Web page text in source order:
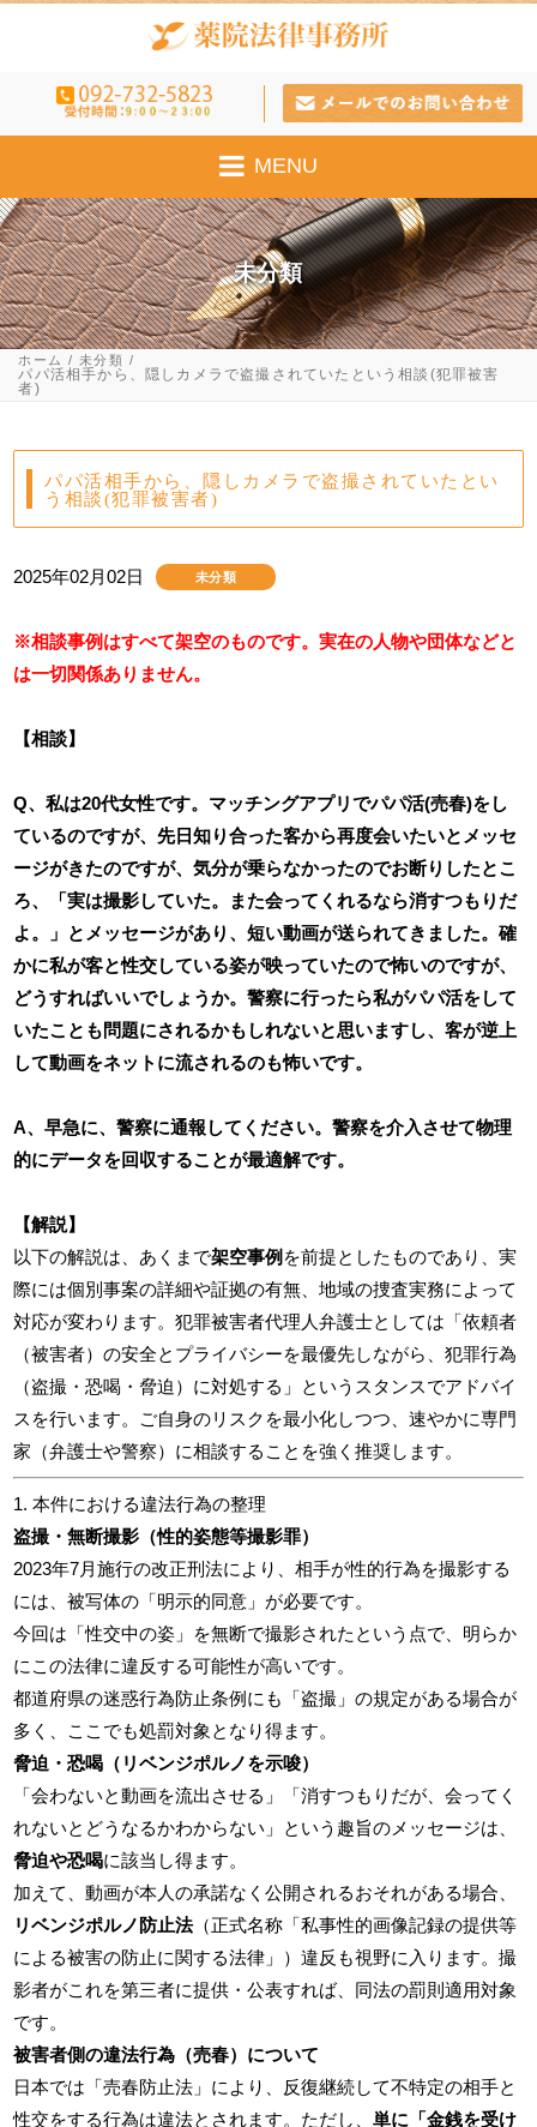
MENU
未分類
ホーム 未分類
パパ活相手から、隠しカメラで盗撮されていたという相談(犯罪被害
者)
パパ活相手から、隠しカメラで盗撮されていたとい
う相談(犯罪被害者)
2025年02月02日 未分類
※相談事例はすべて架空のものです。実在の人物や団体などと
は一切関係ありません。
【相談】
Q、私は20代女性です。マッチングアプリでパパ活(売春)をし
ているのですが、先日知り合った客から再度会いたいとメッセ
ージがきたのですが、気分が乗らなかったのでお断りしたとこ
ろ、「実は撮影していた。また会ってくれるなら消すつもりだ
よ。」とメッセージがあり、短い動画が送られてきました。確
かに私が客と性交している姿が映っていたので怖いのですが、
どうすればいいでしょうか。警察に行ったら私がパパ活をして
いたことも問題にされるかもしれないと思いますし、客が逆上
して動画をネットに流されるのも怖いです。
A、早急に、警察に通報してください。警察を介入させて物理
的にデータを回収することが最適解です。
【解説】
以下の解説は、あくまで架空事例 を前提としたものであり、実
際には個別事案の詳細や証拠の有無、地域の捜査実務によって
対応が変わります。犯罪被害者代理人弁護士としては「依頼者
（被害者）の安全とプライバシーを最優先しながら、犯罪行為
（盗撮・恐喝・脅迫）に対処する」というスタンスでアドバイ
スを行います。ご自身のリスクを最小化しつつ、速やかに専門
家（弁護士や警察）に相談することを強く推奨します。
1. 本件における違法行為の整理
盗撮・無断撮影（性的姿態等撮影罪）
2023年7月施行の改正刑法により、相手が性的行為を撮影する
には、被写体の「明示的同意」が必要です。
今回は「性交中の姿」を無断で撮影されたという点で、明らか
にこの法律に違反する可能性が高いです。
都道府県の迷惑行為防止条例にも「盗撮」の規定がある場合が
多く、ここでも処罰対象となり得ます。
脅迫・恐喝（リベンジポルノを示唆）
「会わないと動画を流出させる」「消すつもりだが、会ってく
れないとどうなるかわからない」という趣旨のメッセージは、
脅迫や恐喝に該当し得ます。
加えて、動画が本人の承諾なく公開されるおそれがある場合、
リベンジポルノ防止法（正式名称「私事性的画像記録の提供等
による被害の防止に関する法律」）違反も視野に入ります。撮
影者がこれを第三者に提供・公表すれば、同法の罰則適用対象
です。
被害者側の違法行為（売春）について
日本では「売春防止法」により、反復継続して不特定の相手と
性交をする行為は違法とされます。ただし、単に「金銭を受け